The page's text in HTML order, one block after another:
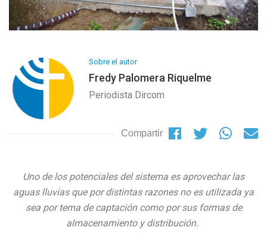
Sobre el autor
Fredy Palomera Riquelme
Periodista Dircom
Compartir
Uno de los potenciales del sistema es aprovechar las
aguas lluvias que por distintas razones no es utilizada ya
sea por tema de captación como por sus formas de
almacenamiento y distribución.